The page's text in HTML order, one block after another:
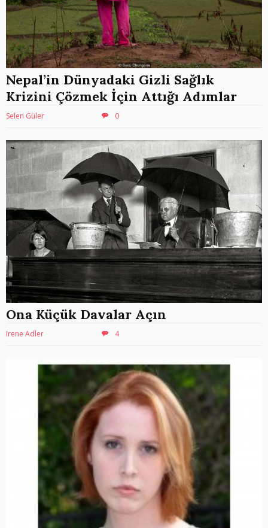
Nepal’in Dünyadaki Gizli Sağlık
Krizini Çözmek İçin Attığı Adımlar
Selen Güler 0
Ona Küçük Davalar Açın
Irene Adler 4